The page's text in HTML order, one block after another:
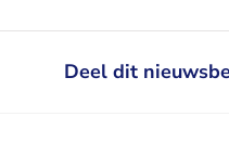
Deel dit